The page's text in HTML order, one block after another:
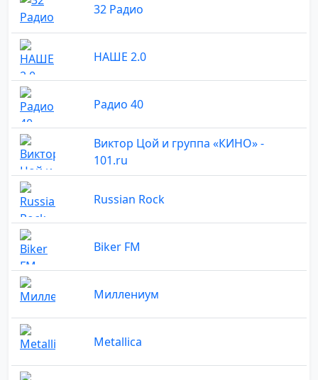
32 Радио
НАШЕ 2.0
Радио 40
Виктор Цой и группа «КИНО» -
101.ru
Russian Rock
Biker FM
Миллениум
Metallica